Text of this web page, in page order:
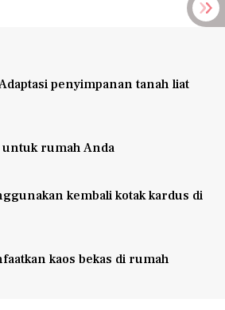
penyimpanan tanah liat
rumah Anda
kembali kotak kardus di
kaos bekas di rumah